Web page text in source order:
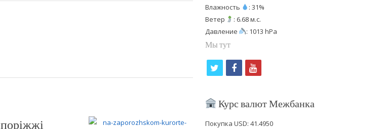
Влажность
: 31%
Ветер
: 6.68 м.с.
Давление
: 1013 hPa
Мы тут
i
f
c
y
u
Курс валют Межбанка
Покупка USD: 41.4950